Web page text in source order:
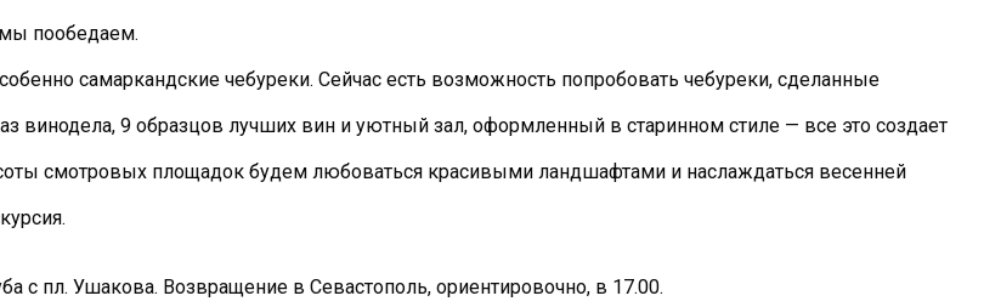
мы пообедаем.
самаркандские чебуреки. Сейчас есть возможность попробовать чебуреки, сделанные
9 образцов лучших вин и уютный зал, оформленный в старинном стиле — все это создает
смотровых площадок будем любоваться красивыми ландшафтами и наслаждаться весенней
с пл. Ушакова. Возвращение в Севастополь, ориентировочно, в 17.00.